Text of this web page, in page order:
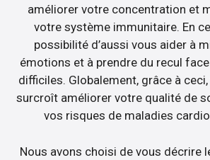
améliorer votre concentration et
votre système immunitaire. En
possibilité d’aussi vous aider à
émotions et à prendre du recul
difficiles. Globalement, grâce à
surcroît améliorer votre qualité de
vos risques de maladies
Nous avons choisi de vous décrire